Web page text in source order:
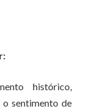
histórico,
o sentimento de